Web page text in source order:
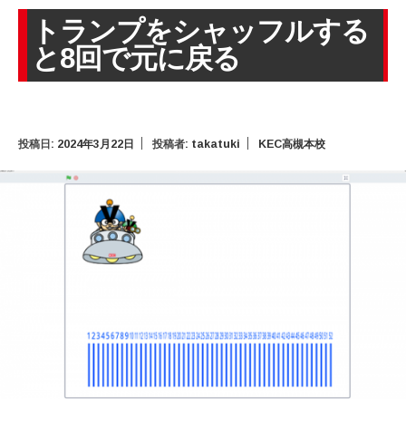
トランプをシャッフルする
と8回で元に戻る
投稿日: 2024年3月22日 投稿者: takatuki KEC高槻本校